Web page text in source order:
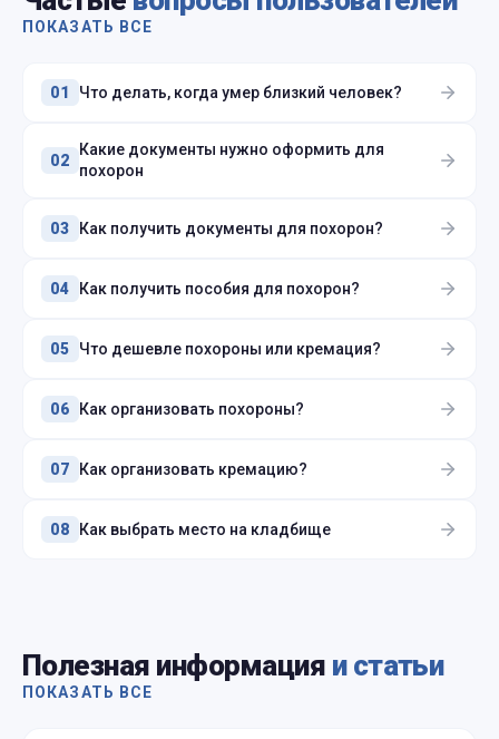
ПОКАЗАТЬ ВСЕ
01 Что делать, когда умер близкий человек?
02
Какие документы нужно оформить для
похорон
03 Как получить документы для похорон?
04 Как получить пособия для похорон?
05 Что дешевле похороны или кремация?
06 Как организовать похороны?
07 Как организовать кремацию?
08 Как выбрать место на кладбище
Полезная информация и статьи
ПОКАЗАТЬ ВСЕ